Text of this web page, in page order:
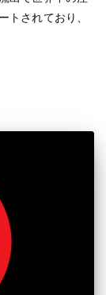
トされており、